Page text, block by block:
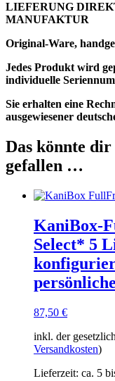
LIEFERUNG
MANUFAKTUR
Original-Ware,
Jedes Produkt wird
individuelle
Sie erhalten eine
ausgewiesener
Das könnte dir
gefallen …
KaniBox-
Select* 5
87,50 €
inkl. der
Versandkosten)
Lieferzeit: ca. 5